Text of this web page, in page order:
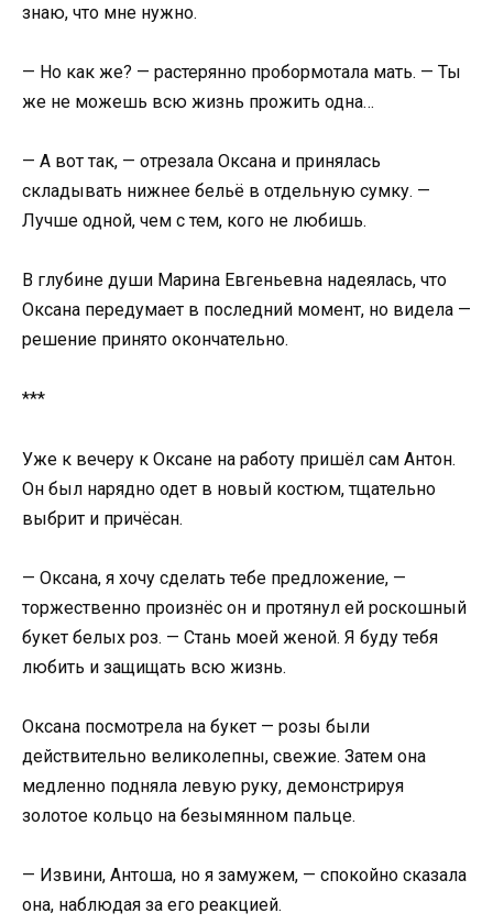
знаю, что мне нужно.
— Но как же? — растерянно пробормотала мать. — Ты
же не можешь всю жизнь прожить одна…
— А вот так, — отрезала Оксана и принялась
складывать нижнее бельё в отдельную сумку. —
Лучше одной, чем с тем, кого не любишь.
В глубине души Марина Евгеньевна надеялась, что
Оксана передумает в последний момент, но видела —
решение принято окончательно.
***
Уже к вечеру к Оксане на работу пришёл сам Антон.
Он был нарядно одет в новый костюм, тщательно
выбрит и причёсан.
— Оксана, я хочу сделать тебе предложение, —
торжественно произнёс он и протянул ей роскошный
букет белых роз. — Стань моей женой. Я буду тебя
любить и защищать всю жизнь.
Оксана посмотрела на букет — розы были
действительно великолепны, свежие. Затем она
медленно подняла левую руку, демонстрируя
золотое кольцо на безымянном пальце.
— Извини, Антоша, но я замужем, — спокойно сказала
она, наблюдая за его реакцией.